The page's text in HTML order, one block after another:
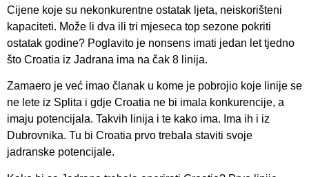
Cijene koje su nekonkurentne ostatak ljeta, neiskorišteni
kapaciteti. Može li dva ili tri mjeseca top sezone pokriti
ostatak godine? Poglavito je nonsens imati jedan let tjedno
što Croatia iz Jadrana ima na čak 8 linija.
Zamaero je već imao članak u kome je pobrojio koje linije se
ne lete iz Splita i gdje Croatia ne bi imala konkurencije, a
imaju potencijala. Takvih linija i te kako ima. Ima ih i iz
Dubrovnika. Tu bi Croatia prvo trebala staviti svoje
jadranske potencijale.